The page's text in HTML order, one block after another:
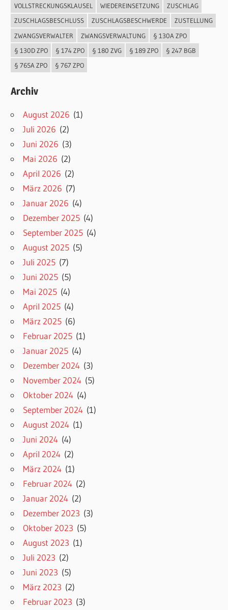
VOLLSTRECKUNGSKLAUSEL WIEDEREINSETZUNG
ZUSCHLAG
ZUSCHLAGSBESCHLUSS
ZUSCHLAGSBESCHWERDE
ZUSTELLUNG
ZWANGSVERWALTER
ZWANGSVERWALTUNG
§ 130A ZPO
§ 130D ZPO
§ 174 ZPO § 180 ZVG § 189 ZPO
§ 247 BGB
§ 765A ZPO
§ 767 ZPO
Archiv
August 2026 (1)
Juli 2026 (2)
Juni 2026 (3)
Mai 2026 (2)
April 2026 (2)
März 2026 (7)
Januar 2026 (4)
Dezember 2025 (4)
September 2025 (4)
August 2025 (5)
Juli 2025 (7)
Juni 2025 (5)
Mai 2025 (4)
April 2025 (4)
März 2025 (6)
Februar 2025 (1)
Januar 2025 (4)
Dezember 2024 (3)
November 2024 (5)
Oktober 2024 (4)
September 2024 (1)
August 2024 (1)
Juni 2024 (4)
April 2024 (2)
März 2024 (1)
Februar 2024 (2)
Januar 2024 (2)
Dezember 2023 (3)
Oktober 2023 (5)
August 2023 (1)
Juli 2023 (2)
Juni 2023 (5)
März 2023 (2)
Februar 2023 (3)